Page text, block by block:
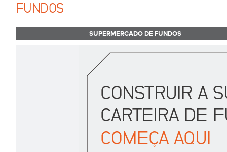
FUNDOS
SUPERMERCADO DE FUNDOS